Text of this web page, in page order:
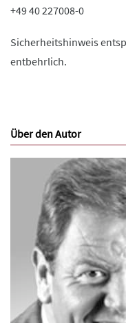
+49 40 227008-0
Sicherheitshinweis
entbehrlich.
Über den Autor